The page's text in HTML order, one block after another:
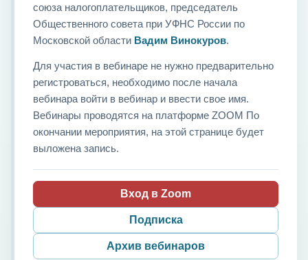
союза налогоплательщиков, председатель
Общественного совета при УФНС России по
Московской области Вадим Винокуров.
Для участия в вебинаре не нужно предварительно
регистроваться, необходимо после начала
вебинара войти в вебинар и ввести свое имя.
Вебинары проводятся на платформе ZOOM По
окончании мероприятия, на этой странице будет
выложена запись.
Вход в Zoom
Подписка
Архив вебинаров